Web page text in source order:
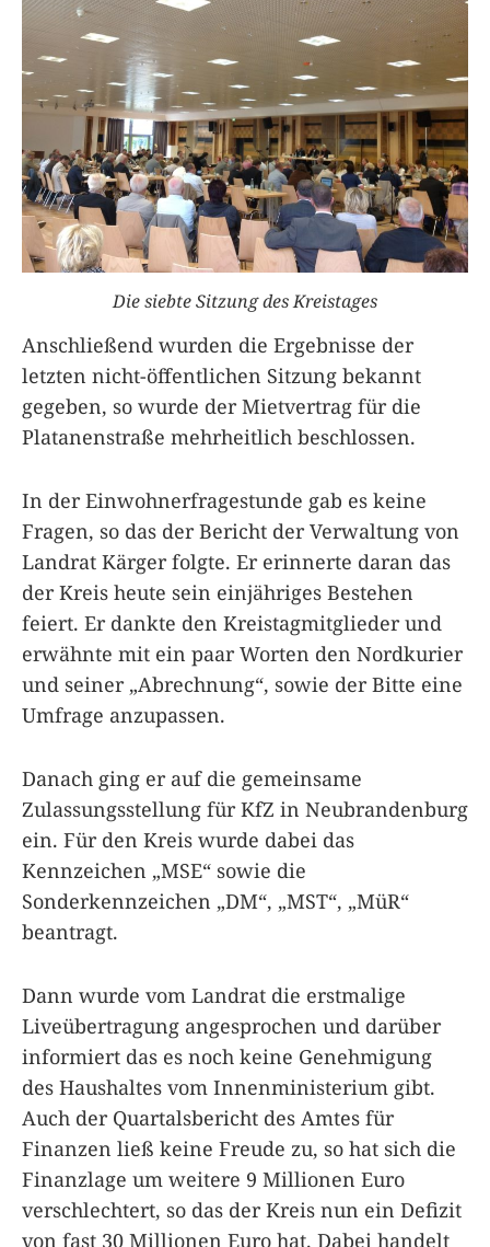
Die siebte Sitzung des Kreistages
Anschließend wurden die Ergebnisse der
letzten nicht-öffentlichen Sitzung bekannt
gegeben, so wurde der Mietvertrag für die
Platanenstraße mehrheitlich beschlossen.
In der Einwohnerfragestunde gab es keine
Fragen, so das der Bericht der Verwaltung von
Landrat Kärger folgte. Er erinnerte daran das
der Kreis heute sein einjähriges Bestehen
feiert. Er dankte den Kreistagmitglieder und
erwähnte mit ein paar Worten den Nordkurier
und seiner „Abrechnung“, sowie der Bitte eine
Umfrage anzupassen.
Danach ging er auf die gemeinsame
Zulassungsstellung für KfZ in Neubrandenburg
ein. Für den Kreis wurde dabei das
Kennzeichen „MSE“ sowie die
Sonderkennzeichen „DM“, „MST“, „MüR“
beantragt.
Dann wurde vom Landrat die erstmalige
Liveübertragung angesprochen und darüber
informiert das es noch keine Genehmigung
des Haushaltes vom Innenministerium gibt.
Auch der Quartalsbericht des Amtes für
Finanzen ließ keine Freude zu, so hat sich die
Finanzlage um weitere 9 Millionen Euro
verschlechtert, so das der Kreis nun ein Defizit
von fast 30 Millionen Euro hat. Dabei handelt